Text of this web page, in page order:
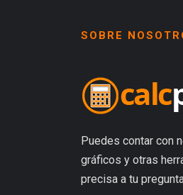
SOBRE
Puedes contar con
gráficos y otras
precisa a tu